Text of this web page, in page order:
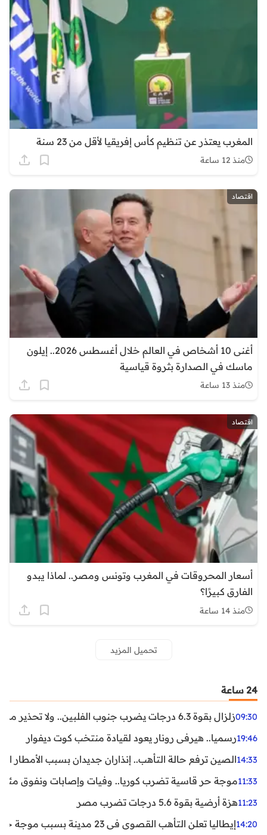
المغرب يعتذر عن تنظيم كأس إفريقيا لأقل من 23 سنة
منذ 12 ساعة
اقتصاد
أغنى 10 أشخاص في العالم خلال أغسطس 2026.. إيلون
ماسك في الصدارة بثروة قياسية
منذ 13 ساعة
اقتصاد
أسعار المحروقات في المغرب وتونس ومصر.. لماذا يبدو
الفارق كبيرًا؟
منذ 14 ساعة
تحميل المزيد
24 ساعة
09:30زلزال بقوة 6.3 درجات يضرب جنوب الفلبين.. ولا تحذير من تسونامي حتى الآن
19:46رسميا.. هيرفي رونار يعود لقيادة منتخب كوت ديفوار
14:33الصين ترفع حالة التأهب.. إنذاران جديدان بسبب الأمطار
11:33موجة حر قاسية تضرب كوريا.. وفيات وإصابات ونفوق مئات
11:23هزة أرضية بقوة 5.6 درجات تضرب مصر
14:20إيطاليا تعلن التأهب القصوى في 23 مدينة بسبب موجة حر شديدة